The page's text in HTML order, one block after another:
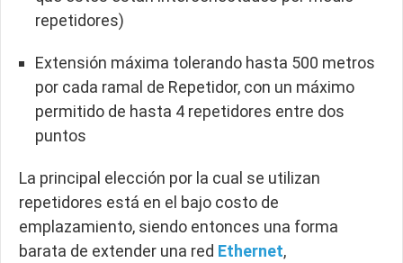
repetidores)
Extensión máxima tolerando hasta 500 metros
por cada ramal de Repetidor, con un máximo
permitido de hasta 4 repetidores entre dos
puntos
La principal elección por la cual se utilizan
repetidores está en el bajo costo de
emplazamiento, siendo entonces una forma
barata de extender una red Ethernet,